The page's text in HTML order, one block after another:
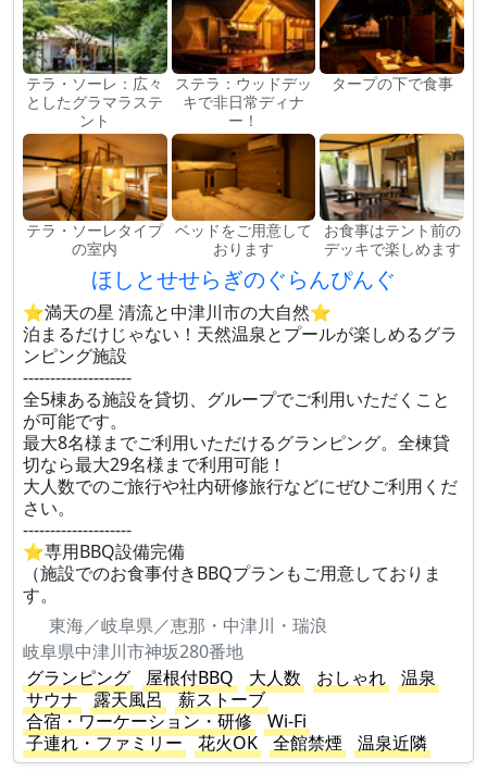
テラ・ソーレ：広々
としたグラマラステ
ント
ステラ：ウッドデッ
キで非日常ディナ
ー！
タープの下で食事
テラ・ソーレタイプ
の室内
ベッドをご用意して
おります
お食事はテント前の
デッキで楽しめます
ほしとせせらぎのぐらんぴんぐ
⭐満天の星 清流と中津川市の大自然⭐
泊まるだけじゃない！天然温泉とプールが楽しめるグラ
ンピング施設
--------------------
全5棟ある施設を貸切、グループでご利用いただくこと
が可能です。
最大8名様までご利用いただけるグランピング。全棟貸
切なら最大29名様まで利用可能！
大人数でのご旅行や社内研修旅行などにぜひご利用くだ
さい。
--------------------
⭐専用BBQ設備完備
（施設でのお食事付きBBQプランもご用意しておりま
す。
東海／岐阜県／恵那・中津川・瑞浪
岐阜県中津川市神坂280番地
グランピング
屋根付BBQ 大人数 おしゃれ
温泉
サウナ
露天風呂
薪ストーブ
合宿・ワーケーション・研修
Wi-Fi
子連れ・ファミリー
花火OK 全館禁煙 温泉近隣